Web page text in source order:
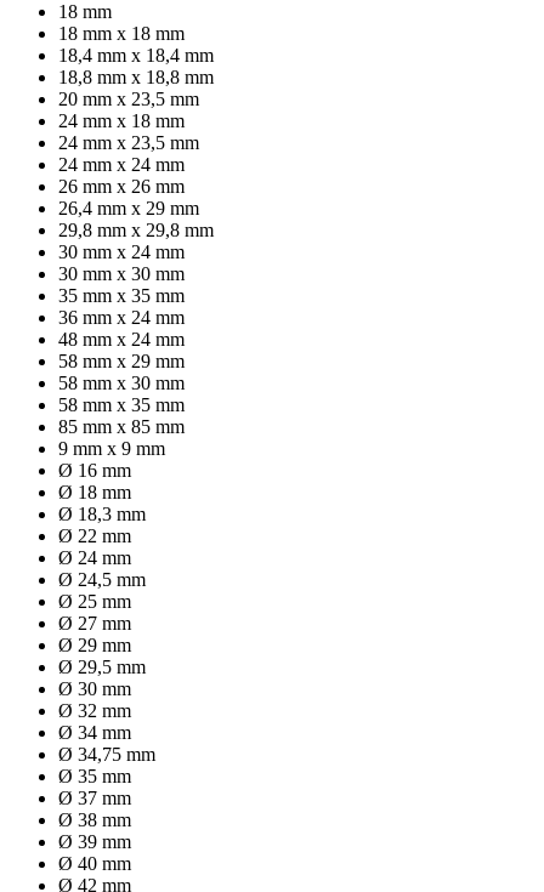
18 mm
18 mm x 18 mm
18,4 mm x 18,4 mm
18,8 mm x 18,8 mm
20 mm x 23,5 mm
24 mm x 18 mm
24 mm x 23,5 mm
24 mm x 24 mm
26 mm x 26 mm
26,4 mm x 29 mm
29,8 mm x 29,8 mm
30 mm x 24 mm
30 mm x 30 mm
35 mm x 35 mm
36 mm x 24 mm
48 mm x 24 mm
58 mm x 29 mm
58 mm x 30 mm
58 mm x 35 mm
85 mm x 85 mm
9 mm x 9 mm
Ø 16 mm
Ø 18 mm
Ø 18,3 mm
Ø 22 mm
Ø 24 mm
Ø 24,5 mm
Ø 25 mm
Ø 27 mm
Ø 29 mm
Ø 29,5 mm
Ø 30 mm
Ø 32 mm
Ø 34 mm
Ø 34,75 mm
Ø 35 mm
Ø 37 mm
Ø 38 mm
Ø 39 mm
Ø 40 mm
Ø 42 mm